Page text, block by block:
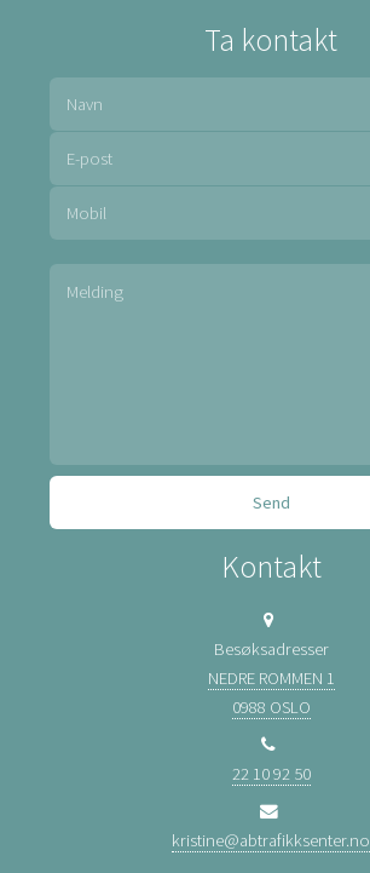
Ta kontakt
Kontakt
Besøksadresser
NEDRE ROMMEN 1
0988 OSLO
22 10 92 50
kristine@abtrafikksenter.no